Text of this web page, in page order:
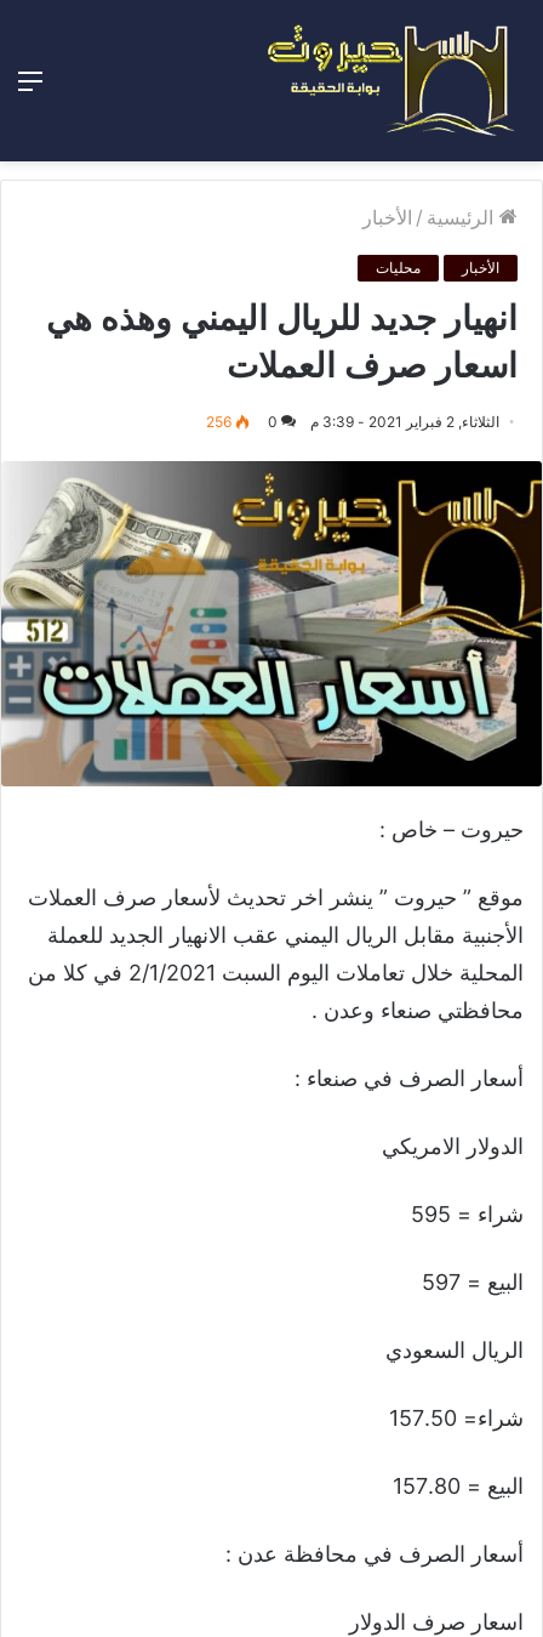
الرئيسية / الأخبار
الأخبار محليات
انهيار جديد للريال اليمني وهذه هي
اسعار صرف العملات
الثلاثاء, 2 فبراير 2021 - 3:39 م 0
256
حيروت – خاص :
موقع ” حيروت ” ينشر اخر تحديث لأسعار صرف العملات
الأجنبية مقابل الريال اليمني عقب الانهيار الجديد للعملة
المحلية خلال تعاملات اليوم السبت 2/1/2021 في كلا من
محافظتي صنعاء وعدن .
أسعار الصرف في صنعاء :
الدولار الامريكي
شراء = 595
البيع = 597
الريال السعودي
شراء= 157.50
البيع = 157.80
أسعار الصرف في محافظة عدن :
اسعار صرف الدولار